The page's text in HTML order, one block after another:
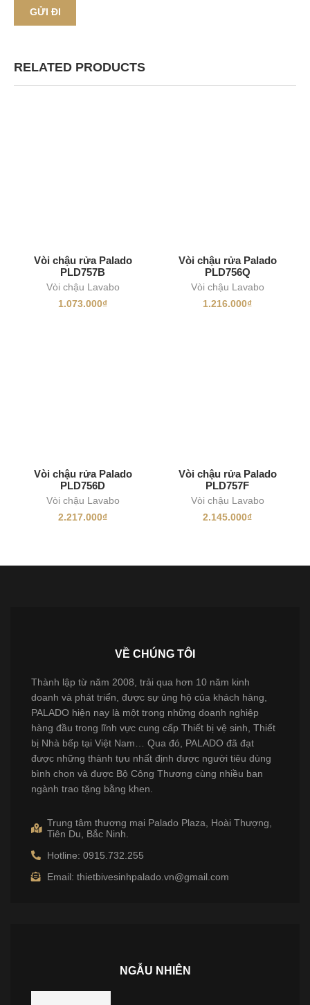
RELATED PRODUCTS
Vòi chậu rửa Palado
PLD757B
Vòi chậu Lavabo
1.073.000₫
Vòi chậu rửa Palado
PLD756Q
Vòi chậu Lavabo
1.216.000₫
Vòi chậu rửa Palado
PLD756D
Vòi chậu Lavabo
2.217.000₫
Vòi chậu rửa Palado
PLD757F
Vòi chậu Lavabo
2.145.000₫
VỀ CHÚNG TÔI
Thành lập từ năm 2008, trải qua hơn 10 năm kinh
doanh và phát triển, được sự ủng hộ của khách hàng,
PALADO hiện nay là một trong những doanh nghiệp
hàng đầu trong lĩnh vực cung cấp Thiết bị vệ sinh, Thiết
bị Nhà bếp tại Việt Nam… Qua đó, PALADO đã đạt
được những thành tựu nhất định được người tiêu dùng
bình chọn và được Bộ Công Thương cùng nhiều ban
ngành trao tặng bằng khen.
Trung tâm thương mại Palado Plaza, Hoài Thượng,
Tiên Du, Bắc Ninh.
Hotline: 0915.732.255
Email: thietbivesinhpalado.vn@gmail.com
NGẪU NHIÊN